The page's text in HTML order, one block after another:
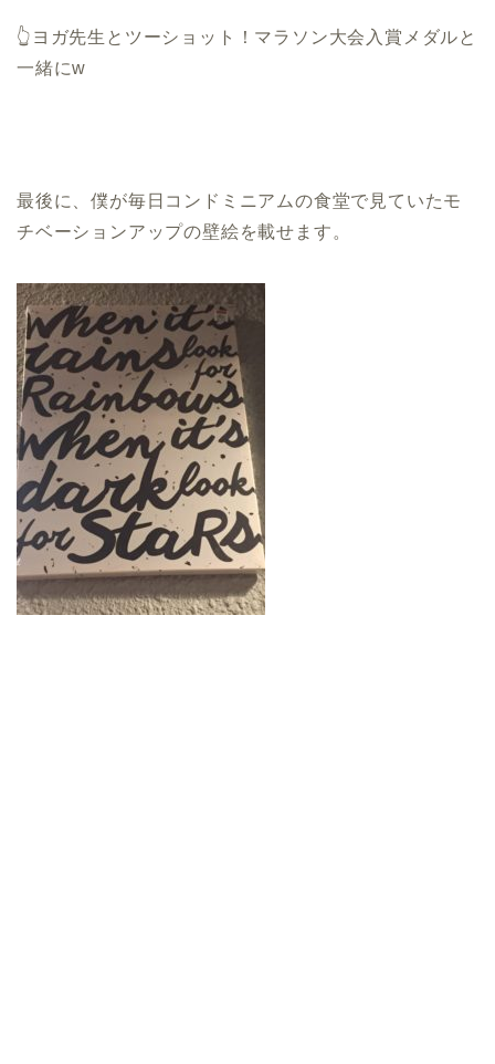
👆ヨガ先生とツーショット！マラソン大会入賞メダルと
一緒にw
最後に、僕が毎日コンドミニアムの食堂で見ていたモ
チベーションアップの壁絵を載せます。